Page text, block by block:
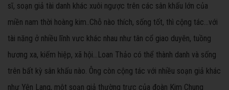
sĩ, soạn giả tài danh khác xuôi ngược trên các sân khấu lớn của
miền nam thời hoàng kim..Chỗ nào thích, sống tốt, thì cộng tác...với
tài năng ở nhiều lĩnh vưc khác nhau như tân cổ giao duyên, tuồng
hương xa, kiếm hiệp, xã hội...Loan Thảo có thể thành danh và sống
trên bất kỳ sân khấu nào. Ông còn cộng tác với nhiều soạn giả khác
như Yên Lang, môt soạn giả thường trực của đoàn Kim Chung